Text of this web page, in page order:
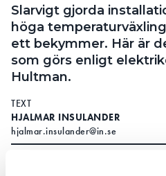
Slarvigt gjorda
höga
ett bekymmer. Här är
som görs enligt
Hultman.
TEXT
HJALMAR INSULANDER
hjalmar.insulander@in.se
1.